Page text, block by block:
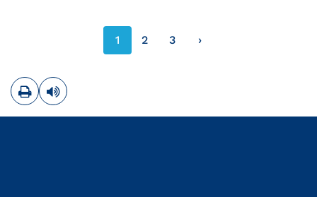
1 2 3 ›página siguiente
ImprimirLeer contenido